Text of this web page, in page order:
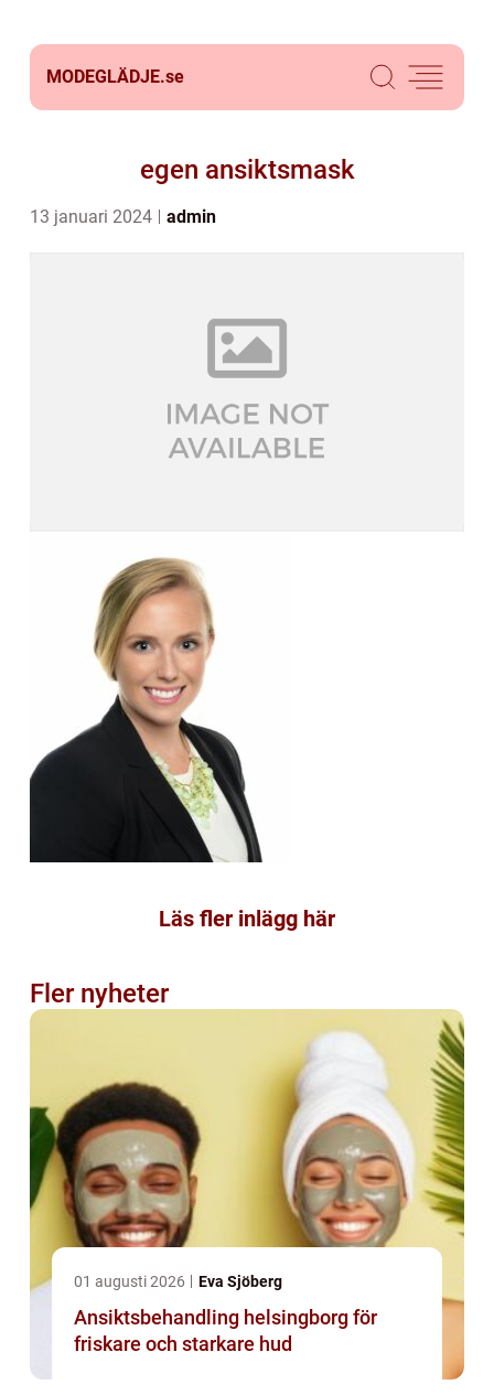
MODEGLÄDJE.se
egen ansiktsmask
13 januari 2024 admin
Läs fler inlägg här
Fler nyheter
01 augusti 2026 Eva Sjöberg
Ansiktsbehandling helsingborg för
friskare och starkare hud